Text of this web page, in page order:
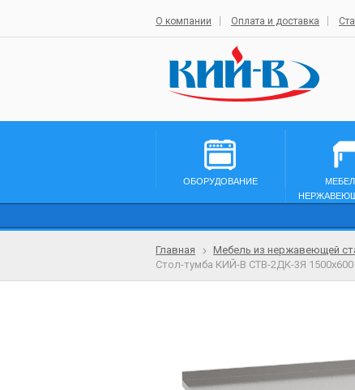
О компании Оплата и доставка
ОБОРУДОВАНИЕ
Главная Мебель из нержавеющей
Стол-тумба КИЙ-В СТВ-2ДК-3Я 1500х600